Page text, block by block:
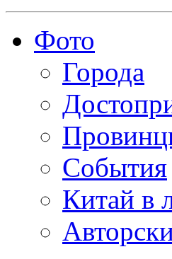
Фото
Города
События
Китай в